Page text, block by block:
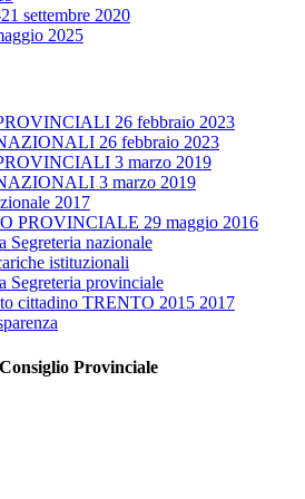
settembre 2020
2025
26 febbraio 2023
26 febbraio 2023
3 marzo 2019
3 marzo 2019
2017
PROVINCIALE 29 maggio 2016
Segreteria nazionale
istituzionali
Segreteria provinciale
cittadino TRENTO 2015 2017
Provinciale